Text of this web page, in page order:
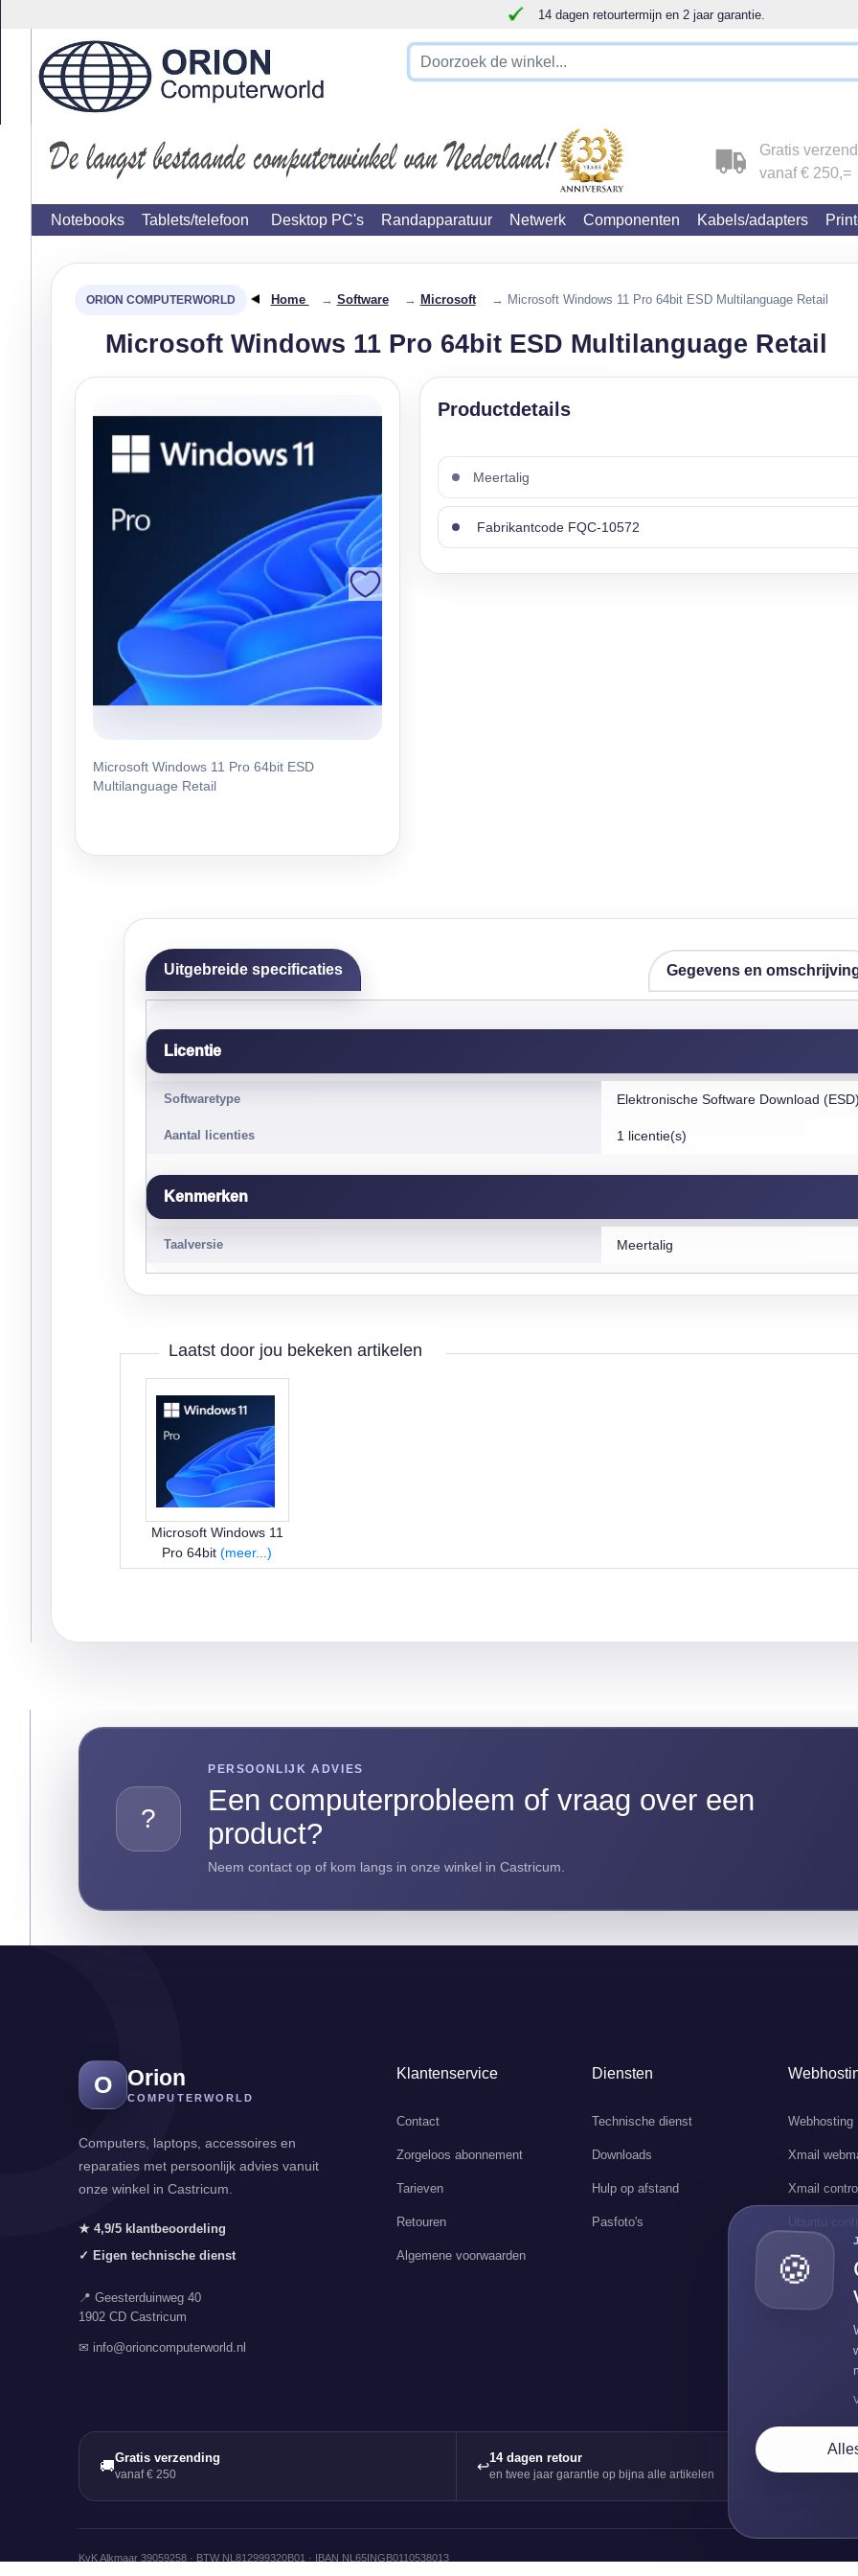
🍪
!!!!! LET OP!!! WIJ ZIJN VERHUISD !!!!!
Gratis
vanaf € 250,=
Notebooks Tablets/telefoon Desktop PC's Randapparatuur Netwerk Componenten Kabels/adapters
Home → Software → Microsoft → Microsoft Windows 11 Pro 64bit ESD Multilanguage Retail
Microsoft Windows 11 Pro 64bit ESD Multilanguage Retail
Microsoft Windows 11 Pro 64bit ESD
Multilanguage Retail
Meertalig
Fabrikantcode FQC-10572
Uitgebreide specificaties Gegevens en
Licentie
Softwaretype Elektronische Software Download
Aantal licenties 1 licentie(s)
Kenmerken
Taalversie Meertalig
Laatst door jou bekeken artikelen
Microsoft Windows 11
Pro 64bit (meer...)
?
PERSOONLIJK ADVIES
Een computerprobleem of vraag over een
product?
Neem contact op of kom langs in onze winkel in Castricum.
O Orion
COMPUTERWORLD
Computers, laptops, accessoires en
reparaties met persoonlijk advies vanuit
onze winkel in Castricum.
★ 4,9/5 klantbeoordeling
✓ Eigen technische dienst
📍 Geesterduinweg 40
1902 CD Castricum
✉ info@orioncomputerworld.nl
Klantenservice
Contact
Zorgeloos abonnement
Tarieven
Retouren
Algemene voorwaarden
Diensten
Technische dienst
Downloads
Hulp op afstand
Pasfoto's
Webhosting
Xmail
Xmail
🚚Gratis verzending
vanaf € 250
↩14 dagen retour
en twee jaar garantie op bijna alle artikelen
KvK Alkmaar 39059258 · BTW NL812999320B01 · IBAN NL65INGB0110538013